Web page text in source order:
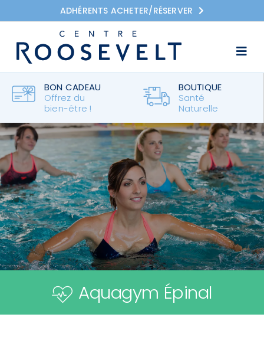
au
ADHÉRENTS ACHETER/RÉSERVER
L’Esprit Roosevelt
Pôle Forme
Pôle Équilibre
Tarifs
Les Centres Roosevelt
Actualités
Contact
BON CADEAU
Offrez du
bien-être !
BOUTIQUE
Santé
Naturelle
Aquagym Épinal